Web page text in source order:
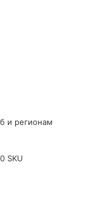
и регионам
SKU